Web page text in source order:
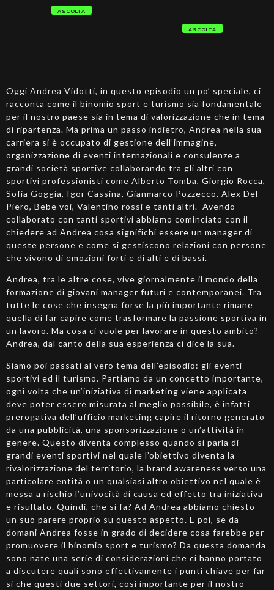
ASCOLTA
ASCOLTA
Oggi Andrea Vidotti, in questo episodio un po’ speciale, ci
racconta come il binomio sport e turismo sia fondamentale
per il nostro paese sia in tema di valorizzazione che in tema
di ripartenza. Ma prima un passo indietro, Andrea nella sua
carriera si è occupato di gestione dell’immagine,
organizzazione di eventi internazionali e consulenze a
grandi società sportive collaborando tra gli altri con
sportivi professionisti come Alberto Tomba, Giorgio Rocca,
Sofia Goggia, Igor Cassina, Gianmarco Pozzecco, Alex Del
Piero, Bebe voi, Valentino rossi e tanti altri. Avendo
collaborato con tanti sportivi abbiamo cominciato con il
chiedere ad Andrea cosa significhi essere un manager di
queste persone e come si gestiscono relazioni con persone
che vivono di emozioni forti e di alti e di bassi.
Andrea, tra le altre cose, vive giornalmente il mondo della
formazione di giovani manager futuri e contemporanei. Tra
tutte le cose che insegna forse la più importante rimane
quella di far capire come trasformare la passione sportiva in
un lavoro. Ma cosa ci vuole per lavorare in questo ambito?
Andrea, dal canto della sua esperienza ci dice la sua.
Siamo poi passati al vero tema dell’episodio: gli eventi
sportivi ed il turismo. Partiamo da un concetto importante,
ogni volta che un’iniziativa di marketing viene applicata
deve poter essere misurata al meglio possibile, è infatti
prerogativa dell’ufficio marketing capire il ritorno generato
da una pubblicità, una sponsorizzazione o un’attività in
genere. Questo diventa complesso quando si parla di
grandi eventi sportivi nel quale l’obiettivo diventa la
rivalorizzazione del territorio, la brand awareness verso una
particolare entità o un qualsiasi altro obiettivo nel quale è
messa a rischio l’univocità di causa ed effetto tra iniziativa
e risultato. Quindi, che si fa? Ad Andrea abbiamo chiesto
un suo parere proprio su questo aspetto. E poi, se da
domani Andrea fosse in grado di decidere cosa farebbe per
promuovere il binomio sport e turismo? Da questa domanda
sono nate una serie di considerazioni che ci hanno portato
a discutere quali sono effettivamente i punti chiave per far
si che questi due settori, così importante per il nostro